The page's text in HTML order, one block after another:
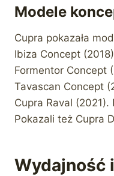
Modele
Cupra pokazała
Ibiza Concept
Formentor Concept
Tavascan Concept
Cupra Raval
Pokazali też Cupra
Wydajność